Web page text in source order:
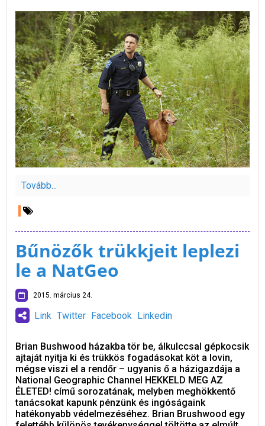
Tovább...
Bűnözők trükkjeit leplezi
le a NatGeo
2015. március 24.
Link Twitter Facebook Linkedin
Brian Bushwood házakba tör be, álkulccsal gépkocsik
ajtaját nyitja ki és trükkös fogadásokat köt a lovin,
mégse viszi el a rendőr – ugyanis ő a házigazdája a
National Geographic Channel HEKKELD MEG AZ
ÉLETED! című sorozatának, melyben meghökkentő
tanácsokat kapunk pénzünk és ingóságaink
hatékonyabb védelmezéséhez. Brian Brushwood egy